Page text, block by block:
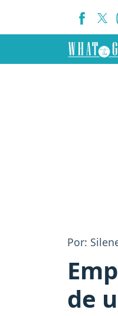
Por:
de